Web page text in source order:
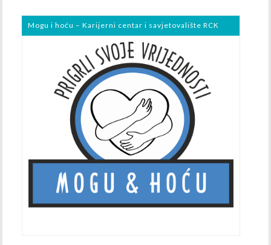
Mogu i hoću – Karijerni centar i savjetovalište RCK